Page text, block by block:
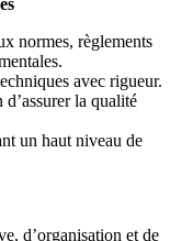
normes, règlements
avec rigueur.
la qualité
un haut niveau de
d’organisation et de